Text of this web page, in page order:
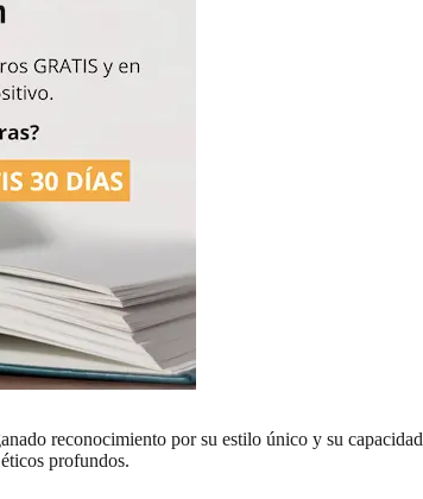
reconocimiento por su estilo único y su capacidad
profundos.